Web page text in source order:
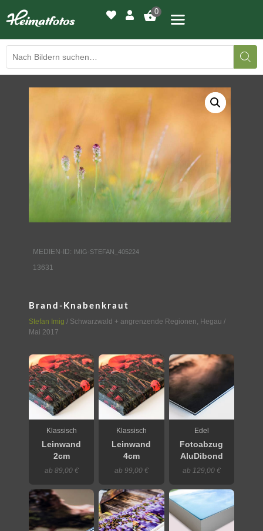
0
BILDERGALERIE
DRUCKQUALITÄTEN
LED-LEUCHTBILDER
WIR DRUCKEN IHR BILD
AUSSTELLUNGEN
KONTAKT
MEDIEN-ID: IMIG-STEFAN_405224
13631
Brand-Knabenkraut
Stefan Imig / Schwarzwald + angrenzende Regionen, Hegau /
Mai 2017
Klassisch
Leinwand
2cm
ab 89,00 €
Klassisch
Leinwand
4cm
ab 99,00 €
Edel
Fotoabzug
AluDibond
ab 129,00 €